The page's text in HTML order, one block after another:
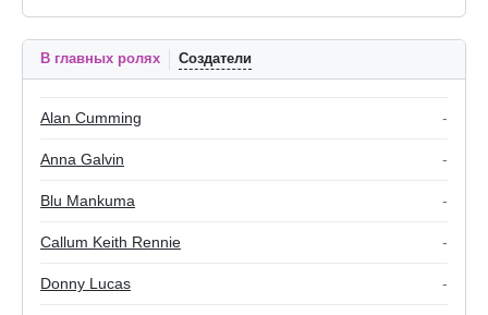
В главных ролях Создатели
Alan Cumming -
Anna Galvin -
Blu Mankuma -
Callum Keith Rennie -
Donny Lucas -